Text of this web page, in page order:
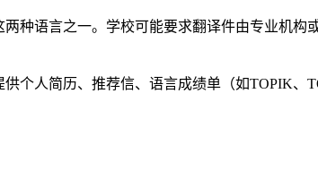
种语言之一。学校可能要求翻译件由专业机
个人简历、推荐信、语言成绩单（如TOPIK